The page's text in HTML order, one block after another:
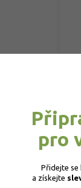
pro
Přidejte se
a získejte